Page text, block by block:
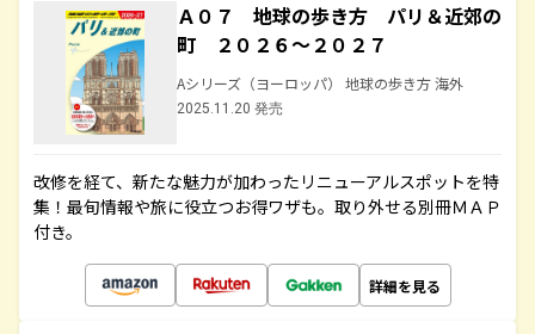
Ａ０７ 地球の歩き方 パリ＆近郊の
町 ２０２６～２０２７
Aシリーズ（ヨーロッパ） 地球の歩き方 海外
2025.11.20 発売
改修を経て、新たな魅力が加わったリニューアルスポットを特
集！最旬情報や旅に役立つお得ワザも。取り外せる別冊ＭＡＰ
付き。
詳細を見る